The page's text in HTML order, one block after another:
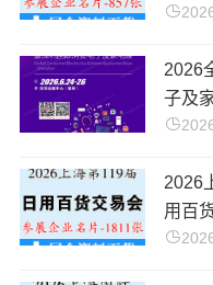
​2026
子及
2026
用百